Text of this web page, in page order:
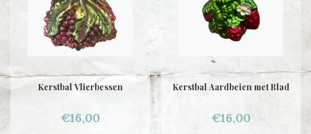
Kerstbal Vlierbessen
€16,00
Kerstbal Aardbeien met Blad
€16,00